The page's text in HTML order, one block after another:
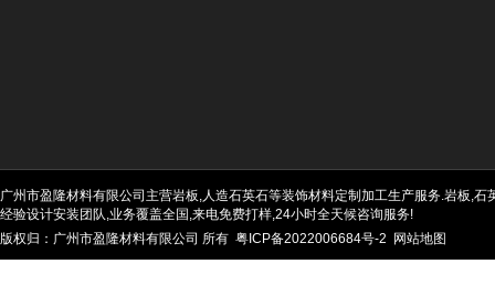
广州市盈隆材料有限公司主营岩板,人造石英石等装饰材料定制加工生产服务.岩板,
经验设计安装团队,业务覆盖全国,来电免费打样,24小时全天候咨询服务!
版权归：广州市盈隆材料有限公司 所有 粤ICP备2022006684号-2 网站地图